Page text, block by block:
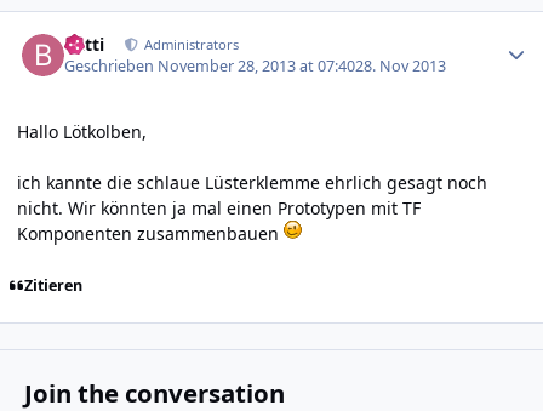
batti Administrators
Geschrieben November 28, 2013 at 07:4028. Nov 2013
Hallo Lötkolben,
ich kannte die schlaue Lüsterklemme ehrlich gesagt noch
nicht. Wir könnten ja mal einen Prototypen mit TF
Komponenten zusammenbauen
Zitieren
Join the conversation